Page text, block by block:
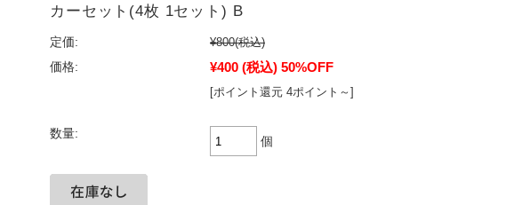
カーセット(4枚 1セット) B
定価: ¥800(税込)
価格:
¥400 (税込) 50%OFF
[ポイント還元 4ポイント～]
数量:
個